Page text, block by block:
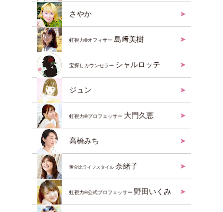
さやか
虹視力®︎オフィサー 島﨑美樹
宝探しカウンセラー シャルロッテ
ジュン
虹視力®︎プロフェッサー 大門久恵
高橋みち
黄金比ライフスタイル 奈緒子
虹視力®︎公式プロフェッサー 野田いくみ